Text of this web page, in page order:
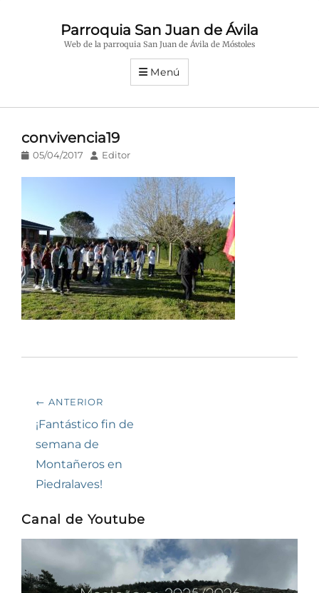
Parroquia San Juan de Ávila
Web de la parroquia San Juan de Ávila de Móstoles
Menú
convivencia19
Publicado
05/04/2017 AutorEditor
Navegación
de
entradas
← ANTERIOR
Entrada
anterior:
¡Fantástico fin de
semana de
Montañeros en
Piedralaves!
Canal de Youtube